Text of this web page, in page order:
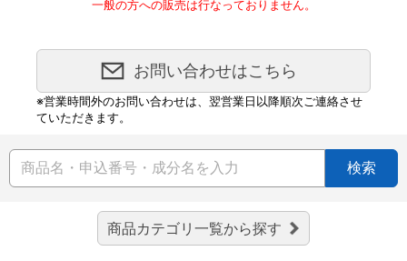
一般の方への販売は行なっておりません。
お問い合わせはこちら
※営業時間外のお問い合わせは、翌営業日以降順次ご連絡させ
ていただきます。
検索
商品カテゴリ一覧から探す